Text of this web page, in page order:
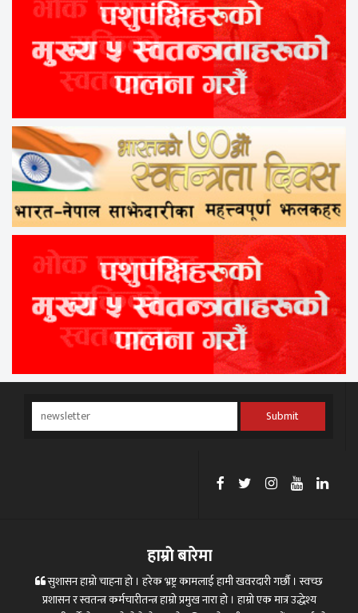
Submit
हाम्रो बारेमा
सुशासन हाम्रो चाहना हो । हरेक भ्रष्ट्र कामलाई हामी खवरदारी गर्छौ । स्वच्छ
प्रशासन र स्वतन्त्र कर्मचारीतन्त्र हाम्रो प्रमुख नारा हो । हाम्रो एक मात्र उद्धेश्य